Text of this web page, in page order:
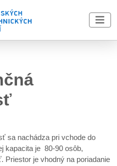
sa nachádza pri vchode do
kapacita je 80-90 osôb,
Priestor je vhodný na poriadanie